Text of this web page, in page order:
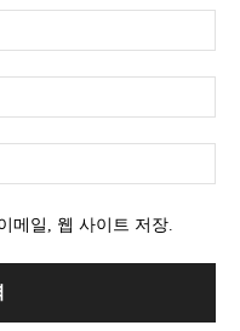
메일, 웹 사이트 저장.